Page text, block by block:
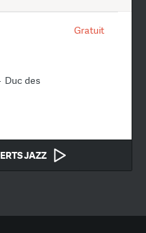
Gratuit
Duc des
JAZZ